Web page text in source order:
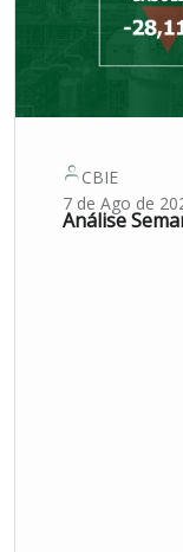
CBIE
7 de Ago de
Análise